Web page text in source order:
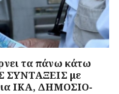
τα πάνω κάτω
ΣΥΝΤΑΞΕΙΣ με
ΙΚΑ, ΔΗΜΟΣΙΟ-